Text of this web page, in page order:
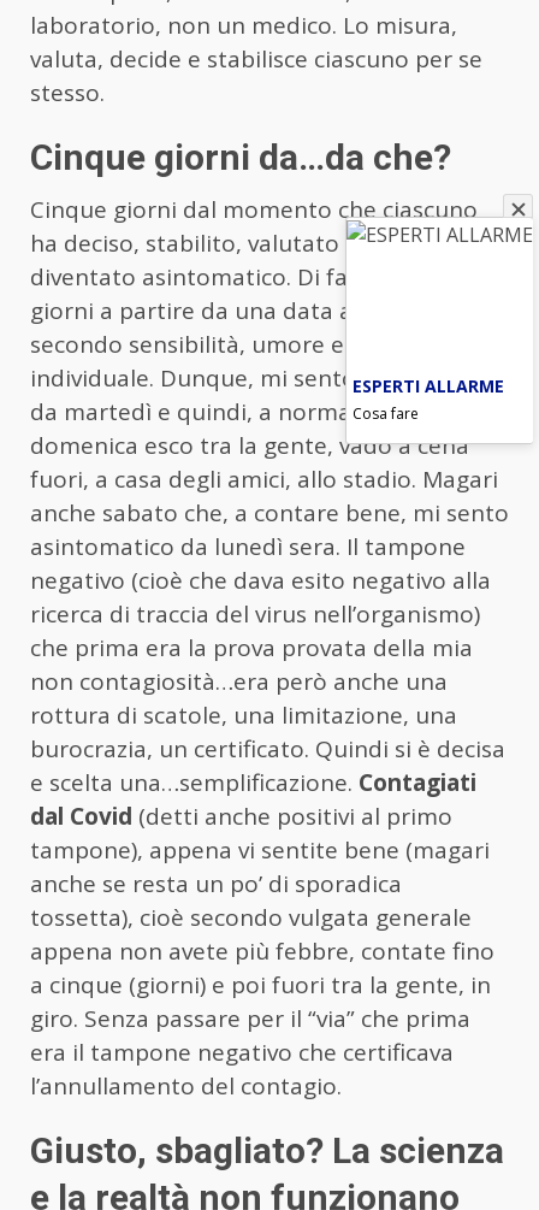
laboratorio, non un medico. Lo misura,
valuta, decide e stabilisce ciascuno per se
stesso.
Cinque giorni da…da che?
Cinque giorni dal momento che ciascuno
ha deciso, stabilito, valutato di essere
diventato asintomatico. Di fatto cinque
giorni a partire da una data a piacere
secondo sensibilità, umore e carattere
individuale. Dunque, mi sento asintomatico
da martedì e quindi, a norma governativa,
domenica esco tra la gente, vado a cena
fuori, a casa degli amici, allo stadio. Magari
anche sabato che, a contare bene, mi sento
asintomatico da lunedì sera. Il tampone
negativo (cioè che dava esito negativo alla
ricerca di traccia del virus nell’organismo)
che prima era la prova provata della mia
non contagiosità…era però anche una
rottura di scatole, una limitazione, una
burocrazia, un certificato. Quindi si è decisa
e scelta una…semplificazione. Contagiati
dal Covid (detti anche positivi al primo
tampone), appena vi sentite bene (magari
anche se resta un po’ di sporadica
tossetta), cioè secondo vulgata generale
appena non avete più febbre, contate fino
a cinque (giorni) e poi fuori tra la gente, in
giro. Senza passare per il “via” che prima
era il tampone negativo che certificava
l’annullamento del contagio.
Giusto, sbagliato? La scienza
e la realtà non funzionano
ESPERTI ALLARME
Cosa fare